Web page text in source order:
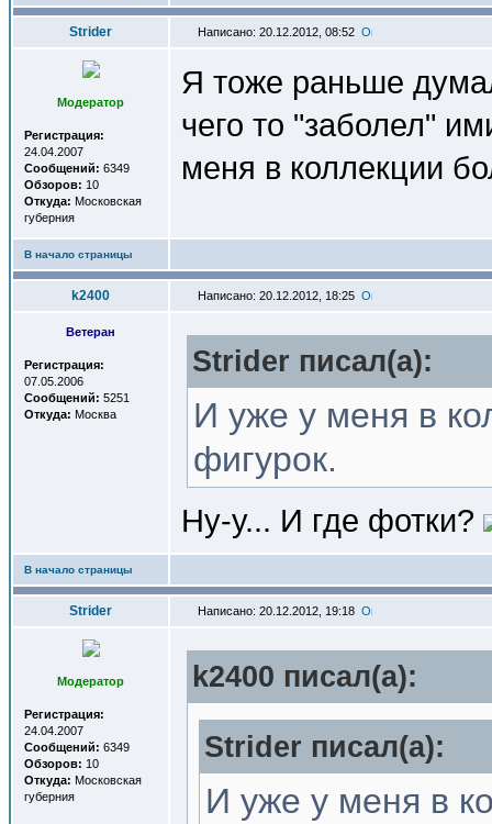
Strider Написано: 20.12.2012, 08:52
Модератор
Регистрация:
24.04.2007
Сообщений: 6349
Обзоров: 10
Откуда: Московская
губерния
Я тоже раньше
чего то "заболел"
меня в коллекции
В начало страницы
k2400 Написано: 20.12.2012, 18:25
Ветеран
Регистрация:
07.05.2006
Сообщений: 5251
Откуда: Москва
Strider писал(a):
И уже у меня в
фигурок.
Ну-у... И где фотки?
В начало страницы
Strider Написано: 20.12.2012, 19:18
Модератор
Регистрация:
24.04.2007
Сообщений: 6349
Обзоров: 10
Откуда: Московская
губерния
k2400 писал(a):
Strider писал(a):
И уже у меня в